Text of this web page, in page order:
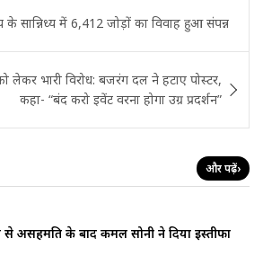
के सान्निध्य में 6,412 जोड़ों का विवाह हुआ संपन्न
लेकर भारी विरोध: बजरंग दल ने हटाए पोस्टर,
कहा- “बंद करो इवेंट वरना होगा उग्र प्रदर्शन”
और पढ़ें›
से असहमति के बाद कमल सोनी ने दिया इस्तीफा